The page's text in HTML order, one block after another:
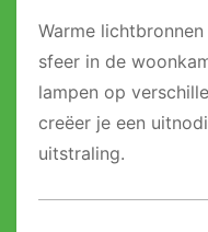
Warme
sfeer in de
lampen op
creëer je een
uitstraling.